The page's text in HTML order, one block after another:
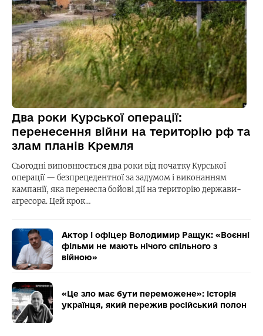
Два роки Курської операції:
перенесення війни на територію рф та
злам планів Кремля
Сьогодні виповнюється два роки від початку Курської
операції — безпрецедентної за задумом і виконанням
кампанії, яка перенесла бойові дії на територію держави-
агресора. Цей крок…
Актор і офіцер Володимир Ращук: «Воєнні
фільми не мають нічого спільного з
війною»
«Це зло має бути переможене»: історія
українця, який пережив російський полон